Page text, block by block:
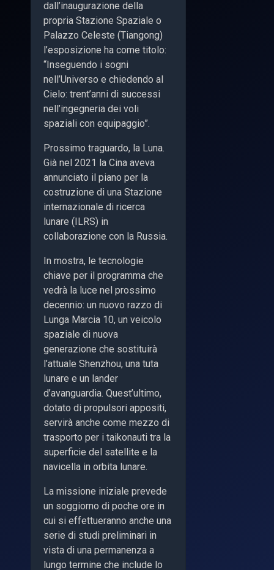
dall’inaugurazione della
propria Stazione Spaziale o
Palazzo Celeste (Tiangong)
l’esposizione ha come titolo:
“Inseguendo i sogni
nell’Universo e chiedendo al
Cielo: trent’anni di successi
nell’ingegneria dei voli
spaziali con equipaggio”.
Prossimo traguardo, la Luna.
Già nel 2021 la Cina aveva
annunciato il piano per la
costruzione di una Stazione
internazionale di ricerca
lunare (ILRS) in
collaborazione con la Russia.
In mostra, le tecnologie
chiave per il programma che
vedrà la luce nel prossimo
decennio: un nuovo razzo di
Lunga Marcia 10, un veicolo
spaziale di nuova
generazione che sostituirà
l’attuale Shenzhou, una tuta
lunare e un lander
d’avanguardia. Quest’ultimo,
dotato di propulsori appositi,
servirà anche come mezzo di
trasporto per i taikonauti tra la
superficie del satellite e la
navicella in orbita lunare.
La missione iniziale prevede
un soggiorno di poche ore in
cui si effettueranno anche una
serie di studi preliminari in
vista di una permanenza a
lungo termine che include lo